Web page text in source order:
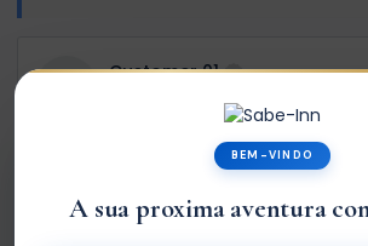
Customer 01
Member Since Jan 2026
MT500,00 MT200,00
BEM-VINDO
A sua proxima aventura